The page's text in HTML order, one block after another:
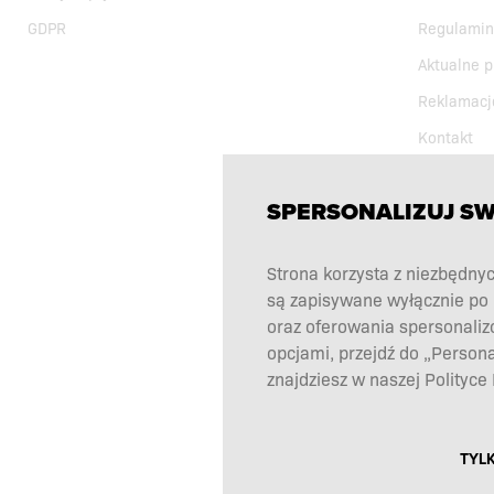
GDPR
Aktualne
Kontakt
SPERSONALIZUJ
Strona korzysta z
są zapisywane wyłącznie
oraz oferowania
opcjami, przejdź do
znajdziesz w naszej